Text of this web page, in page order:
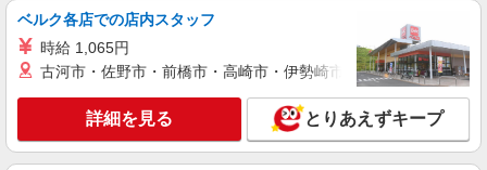
ベルク各店での店内スタッフ
時給 1,065円
古河市・佐野市・前橋市・高崎市・伊勢崎市・太田市・館林市
詳細を見る とりあえずキープ